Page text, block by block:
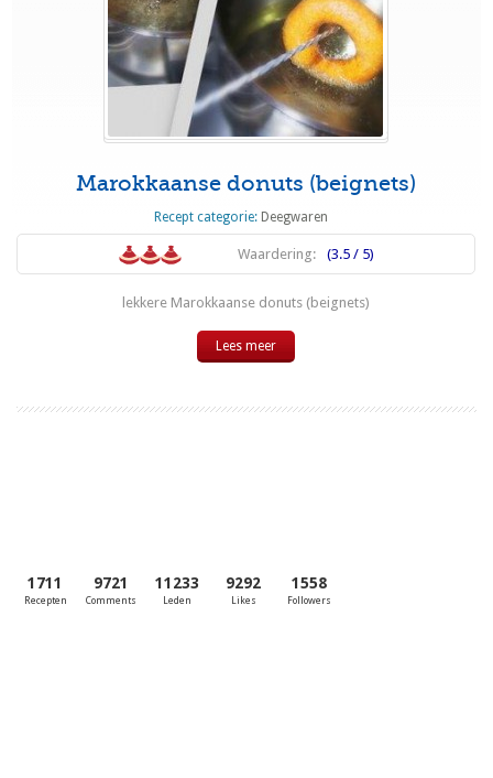
Marokkaanse donuts (beignets)
Recept categorie: Deegwaren
Waardering: (3.5 / 5)
lekkere Marokkaanse donuts (beignets)
Lees meer
1711
Recepten
9721
Comments
11233
Leden
9292
Likes
1558
Followers